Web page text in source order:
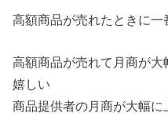
高額商品が売れたときに一
高額商品が売れて月商が
嬉しい
商品提供者の月商が大幅